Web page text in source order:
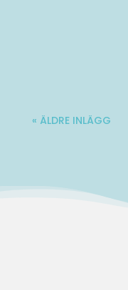
« ÄLDRE INLÄGG